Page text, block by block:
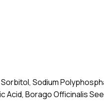
Sodium
Borago Officinalis